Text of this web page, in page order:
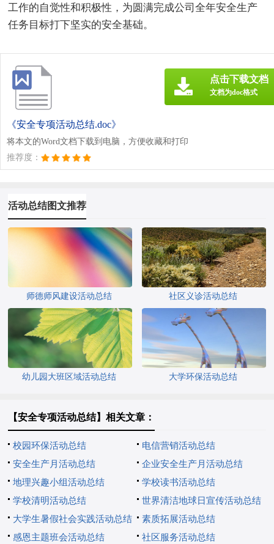
工作的自觉性和积极性，为圆满完成公司全年安全生产
任务目标打下坚实的安全基础。
《安全专项活动总结.doc》
将本文的Word文档下载到电脑，方便收藏和打印
推荐度：
点击下载文档
文档为doc格式
活动总结图文推荐
师德师风建设活动总结 社区义诊活动总结
幼儿园大班区域活动总结 大学环保活动总结
【安全专项活动总结】相关文章：
校园环保活动总结
电信营销活动总结
安全生产月活动总结
企业安全生产月活动总结
地理兴趣小组活动总结
学校读书活动总结
学校清明活动总结
世界清洁地球日宣传活动总结
大学生暑假社会实践活动总结
素质拓展活动总结
感恩主题班会活动总结
社区服务活动总结